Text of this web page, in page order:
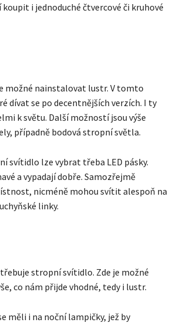
koupit i jednoduché čtvercové či kruhové
možné nainstalovat lustr. V tomto
dívat se po decentnějších verzích. I ty
k světu. Další možností jsou výše
případně bodová stropní světla.
svítidlo lze vybrat třeba LED pásky.
a vypadají dobře. Samozřejmě
nicméně mohou svítit alespoň na
linky.
stropní svítidlo. Zde je možné
co nám přijde vhodné, tedy i lustr.
měli i na noční lampičky, jež by